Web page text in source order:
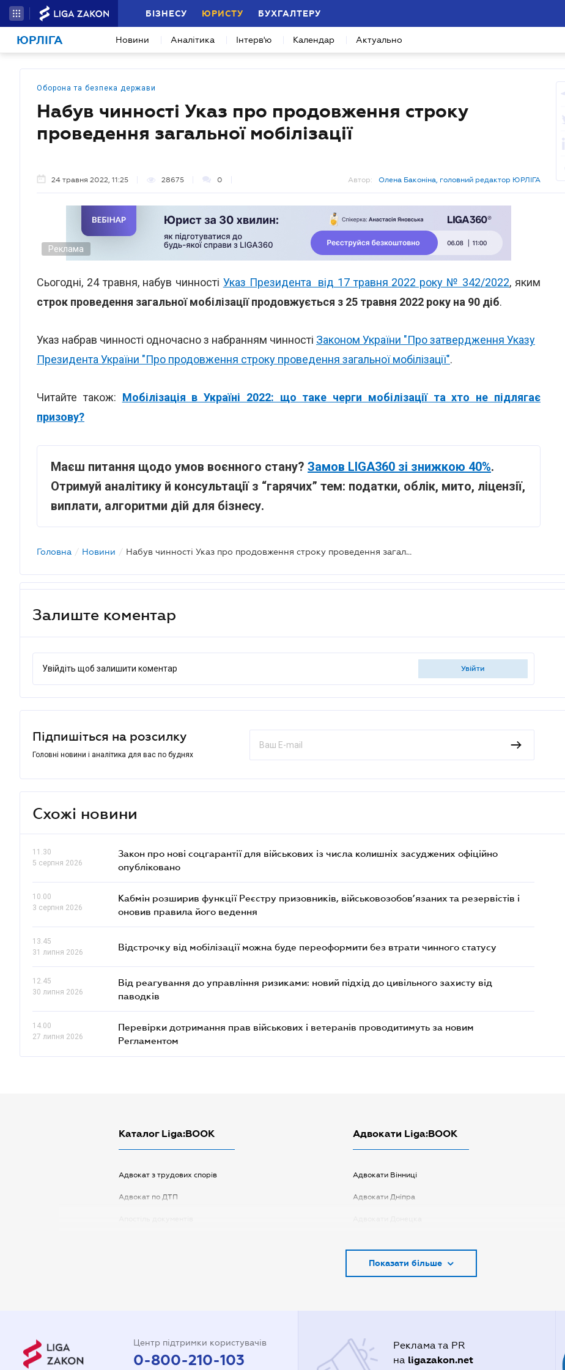
БІЗНЕСУ ЮРИСТУ БУХГАЛТЕРУ
ЮРЛІГА Новини Аналітика Інтерв'ю Календар Актуально
Оборона та безпека держави
Набув чинності Указ про продовження строку
проведення загальної мобілізації
24 травня 2022, 11:25 28675 0 Автор: Олена Баконіна, головний редактор ЮРЛІГА
Реклама
Сьогодні, 24 травня, набув чинності Указ Президента від 17 травня 2022 року № 342/2022, яким
строк проведення загальної мобілізації продовжується з 25 травня 2022 року на 90 діб.
Указ набрав чинності одночасно з набранням чинності Законом України "Про затвердження Указу
Президента України "Про продовження строку проведення загальної мобілізації".
Читайте також: Мобілізація в Україні 2022: що таке черги мобілізації та хто не підлягає
призову?
Маєш питання щодо умов воєнного стану? Замов LIGA360 зі знижкою 40%.
Отримуй аналітику й консультації з “гарячих” тем: податки, облік, мито, ліцензії,
виплати, алгоритми дій для бізнесу.
Головна / Новини / Набув чинності Указ про продовження строку проведення загальної мобілізації
Залиште коментар
Увійдіть щоб залишити коментар увійти
Підпишіться на розсилку
Головні новини і аналітика для вас по буднях
Схожі новини
11.30
5 серпня 2026
Закон про нові соцгарантії для військових із числа колишніх засуджених офіційно
опубліковано
10.00
3 серпня 2026
Кабмін розширив функції Реєстру призовників, військовозобов’язаних та резервістів і
оновив правила його ведення
13.45
31 липня 2026
Відстрочку від мобілізації можна буде переоформити без втрати чинного статусу
12.45
30 липня 2026
Від реагування до управління ризиками: новий підхід до цивільного захисту від
паводків
14.00
27 липня 2026
Перевірки дотримання прав військових і ветеранів проводитимуть за новим
Регламентом
Каталог Liga:BOOK
Адвокат з трудових спорів
Адвокат по ДТП
Адвокати Liga:BOOK
Адвокати Вінниці
Адвокати Дніпра
Адвокати Києва
Адвокати Полтави
Показати більше
Центр підтримки користувачів
0-800-210-103
Реклама та PR
на ligazakon.net